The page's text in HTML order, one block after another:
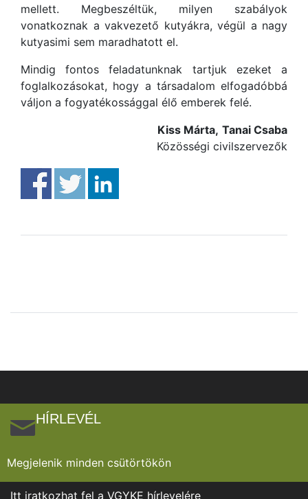
mellett. Megbeszéltük, milyen szabályok
vonatkoznak a vakvezető kutyákra, végül a nagy
kutyasimi sem maradhatott el.
Mindig fontos feladatunknak tartjuk ezeket a
foglalkozásokat, hogy a társadalom elfogadóbbá
váljon a fogyatékossággal élő emberek felé.
Kiss Márta, Tanai Csaba
Közösségi civilszervezők
HÍRLEVÉL
Megjelenik minden csütörtökön
Itt iratkozhat fel a VGYKE hírlevelére